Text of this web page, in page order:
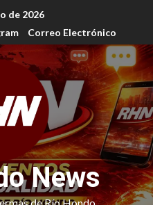
de 2026
Correo Electrónico
News